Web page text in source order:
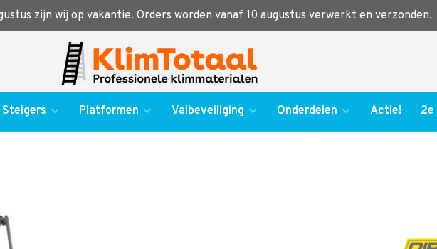
zijn wij op vakantie. Orders worden vanaf 10 augustus verwerkt en verzonden.
Steigers Platformen Valbeveiliging Onderdelen Actie! 2e